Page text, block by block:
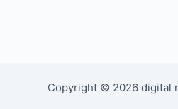
Copyright © 2026 digital